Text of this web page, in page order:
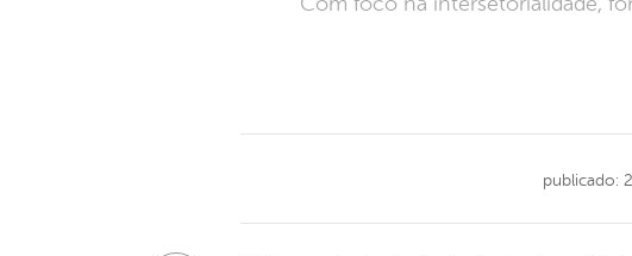
publicado: